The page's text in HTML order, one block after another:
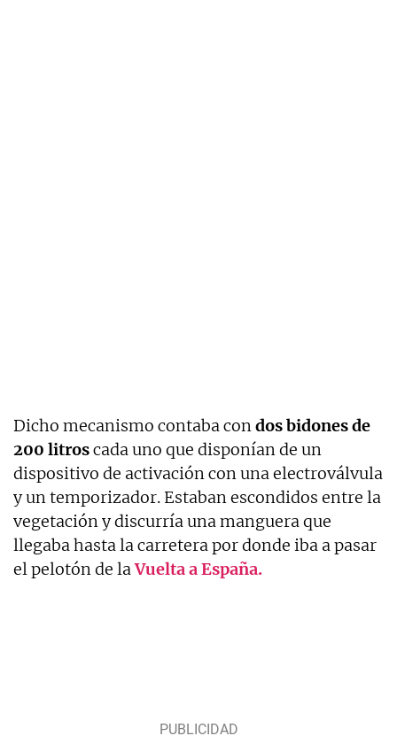
Dicho mecanismo contaba condos bidones de
200 litroscada uno que disponían de un
dispositivo de activación con una electroválvula
y un temporizador. Estaban escondidos entre la
vegetación y discurría una manguera que
llegaba hasta la carretera por donde iba a pasar
el pelotón de laVuelta a España.